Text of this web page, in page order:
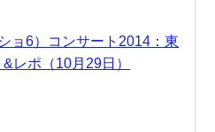
ョ6）コンサート2014：東
レポ（10月29日）